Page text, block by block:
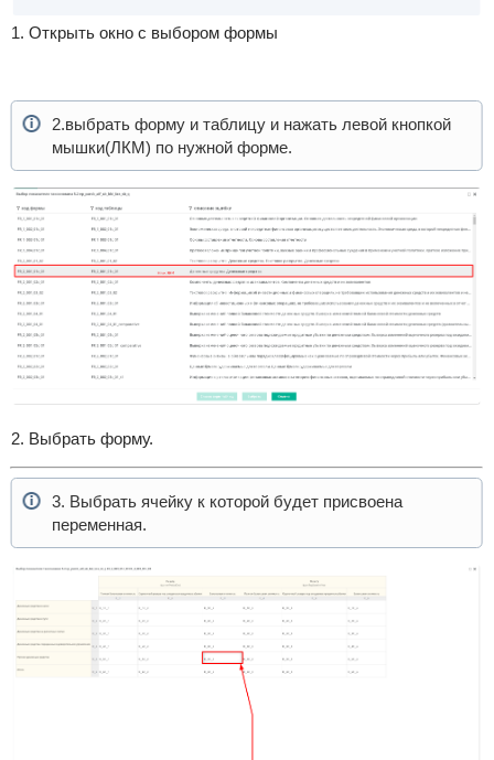
1. Открыть окно с выбором формы
2.выбрать форму и таблицу и нажать левой кнопкой
мышки(ЛКМ) по нужной форме.
2. Выбрать форму.
3. Выбрать ячейку к которой будет присвоена
переменная.